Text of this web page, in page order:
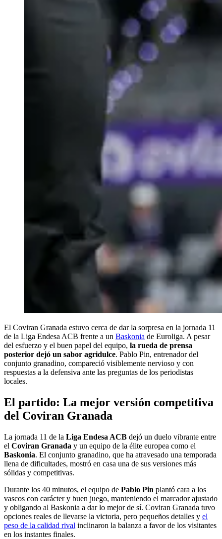
El Coviran Granada estuvo cerca de dar la sorpresa en la jornada 11
de la Liga Endesa ACB frente a un Baskonia de Euroliga. A pesar
del esfuerzo y el buen papel del equipo, la rueda de prensa
posterior dejó un sabor agridulce. Pablo Pin, entrenador del
conjunto granadino, compareció visiblemente nervioso y con
respuestas a la defensiva ante las preguntas de los periodistas
locales.
El partido: La mejor versión competitiva
del Coviran Granada
La jornada 11 de la Liga Endesa ACB dejó un duelo vibrante entre
el Coviran Granada y un equipo de la élite europea como el
Baskonia. El conjunto granadino, que ha atravesado una temporada
llena de dificultades, mostró en casa una de sus versiones más
sólidas y competitivas.
Durante los 40 minutos, el equipo de Pablo Pin plantó cara a los
vascos con carácter y buen juego, manteniendo el marcador ajustado
y obligando al Baskonia a dar lo mejor de sí. Coviran Granada tuvo
opciones reales de llevarse la victoria, pero pequeños detalles y el
peso de la calidad rival inclinaron la balanza a favor de los visitantes
en los instantes finales.